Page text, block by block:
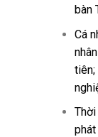
bàn
Cá
tiên;
phát